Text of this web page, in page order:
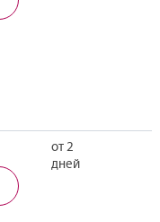
от 2
дней